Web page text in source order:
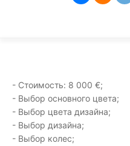
- Стоимость: 8 000 €;
- Выбор основного цвета;
- Выбор цвета дизайна;
- Выбор дизайна;
- Выбор колес;